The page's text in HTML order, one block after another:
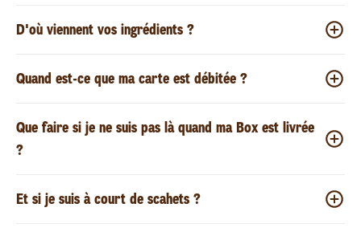
D'où viennent vos ingrédients ?
Quand est-ce que ma carte est débitée ?
Que faire si je ne suis pas là quand ma Box est livrée
?
Et si je suis à court de scahets ?